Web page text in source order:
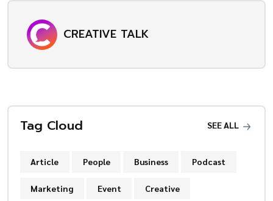
CREATIVE TALK
Tag Cloud SEE ALL
Article People Business Podcast
Marketing Event Creative